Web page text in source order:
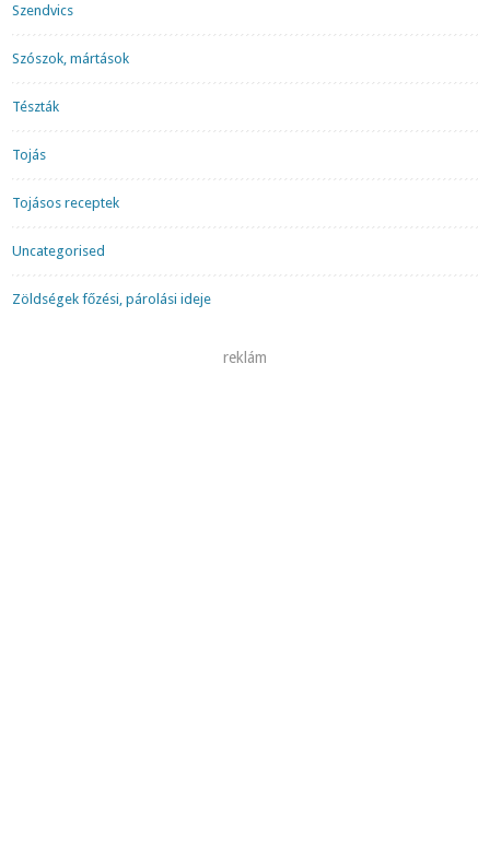
Szendvics
Szószok, mártások
Tészták
Tojás
Tojásos receptek
Uncategorised
Zöldségek főzési, párolási ideje
reklám